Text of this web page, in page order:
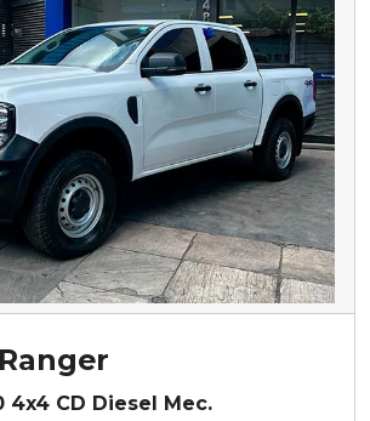
Ranger
4x4 CD Diesel Mec.